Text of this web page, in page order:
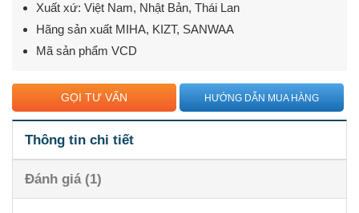
Xuất xứ: Việt Nam, Nhật Bản, Thái Lan
Hãng sản xuất MIHA, KIZT, SANWAA
Mã sản phẩm VCD
GỌI TƯ VẤN HƯỚNG DẪN MUA HÀNG
Thông tin chi tiết
Đánh giá (1)